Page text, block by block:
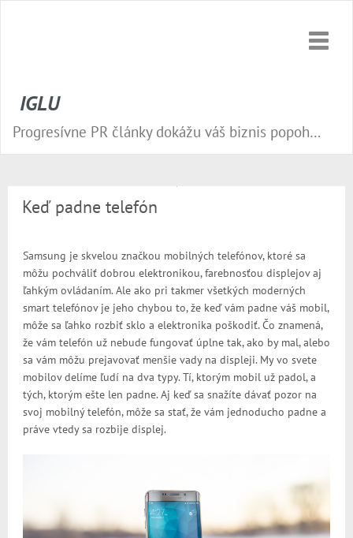
Toggle
IGLU
Progresívne PR články dokážu váš biznis popohnať vesmírnou rýchlosťou vpred. Nepremeškajte tú správnu príležitosť a publikujte na našom webe.
Keď padne telefón
Samsung je skvelou značkou mobilných telefónov, ktoré sa
môžu pochváliť dobrou elektronikou, farebnosťou displejov aj
ľahkým ovládaním. Ale ako pri takmer všetkých moderných
smart telefónov je jeho chybou to, že keď vám padne váš mobil,
môže sa ľahko rozbiť sklo a elektronika poškodiť. Čo znamená,
že vám telefón už nebude fungovať úplne tak, ako by mal, alebo
sa vám môžu prejavovať menšie vady na displeji. My vo svete
mobilov delíme ľudí na dva typy. Tí, ktorým mobil už padol, a
tých, ktorým ešte len padne. Aj keď sa snažíte dávať pozor na
svoj mobilný telefón, môže sa stať, že vám jednoducho padne a
práve vtedy sa rozbije displej.